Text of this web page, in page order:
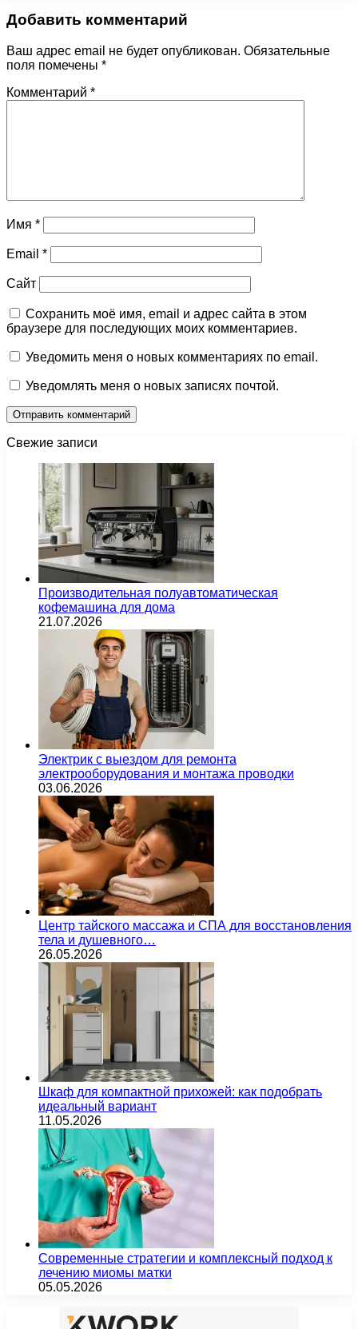
Добавить комментарий
Ваш адрес email не будет опубликован. Обязательные
поля помечены *
Комментарий *
Имя *
Email *
Сайт
Сохранить моё имя, email и адрес сайта в этом
браузере для последующих моих комментариев.
Уведомить меня о новых комментариях по email.
Уведомлять меня о новых записях почтой.
Свежие записи
Производительная полуавтоматическая
кофемашина для дома
21.07.2026
Электрик с выездом для ремонта
электрооборудования и монтажа проводки
03.06.2026
Центр тайского массажа и СПА для восстановления
тела и душевного…
26.05.2026
Шкаф для компактной прихожей: как подобрать
идеальный вариант
11.05.2026
Современные стратегии и комплексный подход к
лечению миомы матки
05.05.2026